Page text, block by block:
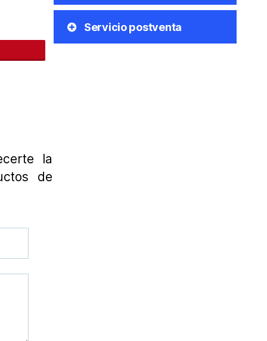
la
de
Servicio postventa